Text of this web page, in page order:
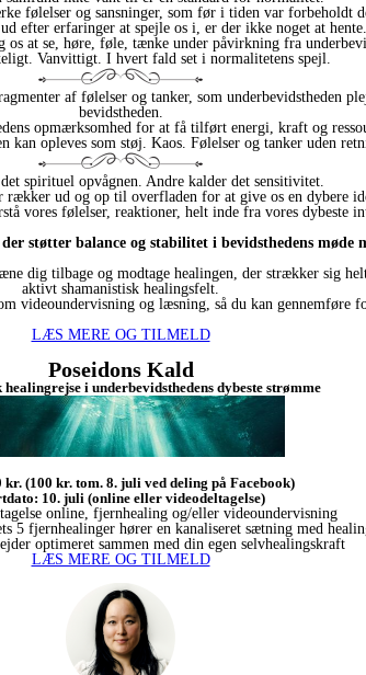
følelser og sansninger, som før i tiden var forbeholdt
efter erfaringer at spejle os i, er der ikke noget at hente.
at se, høre, føle, tænke under påvirkning fra
Vanvittigt. I hvert fald set i normalitetens spejl.
af følelser og tanker, som underbevidstheden
bevidstheden.
opmærksomhed for at få tilført energi, kraft og
kan opleves som støj. Kaos. Følelser og tanker uden
spirituel opvågnen. Andre kalder det sensitivitet.
ud og op til overfladen for at give os en dybere
vores følelser, reaktioner, helt inde fra vores dybeste
støtter balance og stabilitet i bevidsthedens møde
dig tilbage og modtage healingen, der strækker sig
aktivt shamanistisk healingsfelt.
videoundervisning og læsning, så du kan gennemføre
LÆS MERE OG TILMELD
Poseidons Kald
healingrejse i underbevidsthedens dybeste strømme
kr. (100 kr. tom. 8. juli ved deling på Facebook)
10. juli (online eller videodeltagelse)
online, fjernhealing og/eller videoundervisning
5 fjernhealinger hører en kanaliseret sætning med
optimeret sammen med din egen selvhealingskraft
LÆS MERE OG TILMELD